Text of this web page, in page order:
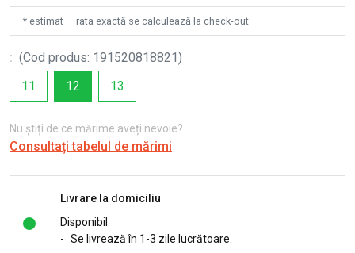
* estimat — rata exactă se calculează la check-out
: (Cod produs: 191520818821 )
11
12 13
Nu știți de ce mărime aveți nevoie?
Consultați tabelul de mărimi
Livrare la domiciliu
Disponibil
- Se livrează în 1-3 zile lucrătoare.